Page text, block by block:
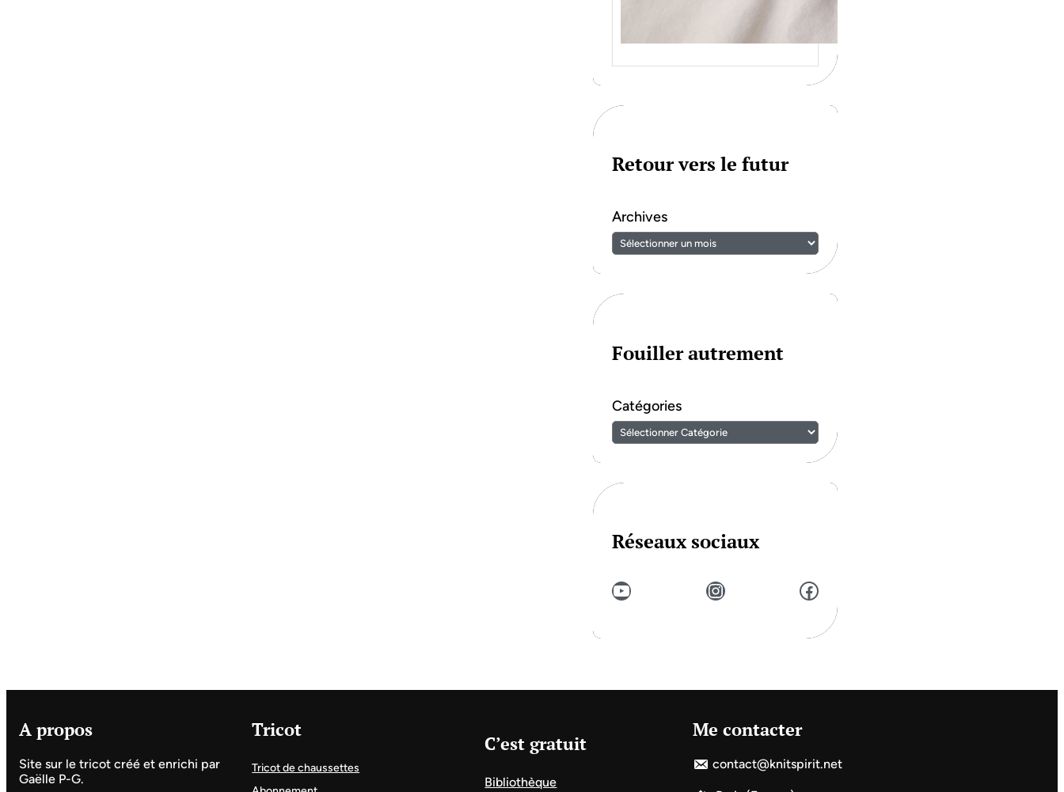
Retour vers le futur
Archives
Fouiller autrement
Catégories
Réseaux sociaux
YouTube Instagram Facebook
A propos
Site sur le tricot créé et enrichi par
Gaëlle P-G.
Tricot
Tricot de chaussettes
C’est gratuit
Bibliothèque
Me contacter
contact@knitspirit.net